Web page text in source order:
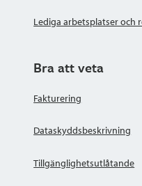
Lediga arbetsplatser och
Bra att veta
Fakturering
Dataskyddsbeskrivning
Tillgänglighetsutlåtande